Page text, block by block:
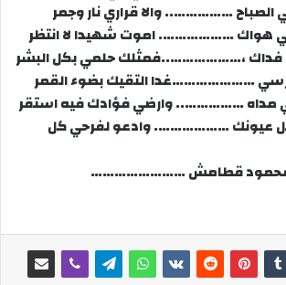
…………….. والا قراري نار وجمر
هواك ………………. اموت شهيدا لا انتظر
فداك ،………………..فمثلك حلمي بكل البشر
…………………غدا التقيك بضوء القمر
مداه …………….. وارضي فؤادك فيه استقر
عيونك ………………. وادعو لفرحي كل
قطامش ……………………